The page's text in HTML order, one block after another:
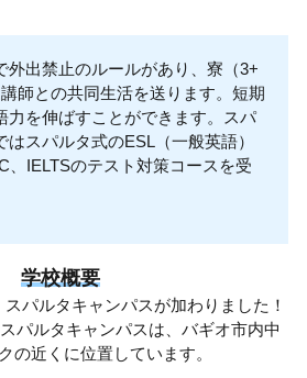
外出禁止のルールがあり、寮（3+
師との共同生活を送ります。短期
力を伸ばすことができます。スパ
はスパルタ式のESL（一般英語）
、IELTSのテスト対策コースを受
学校概要
パルタキャンパスが加わりました！
パルタキャンパスは、バギオ市内中
の近くに位置しています。